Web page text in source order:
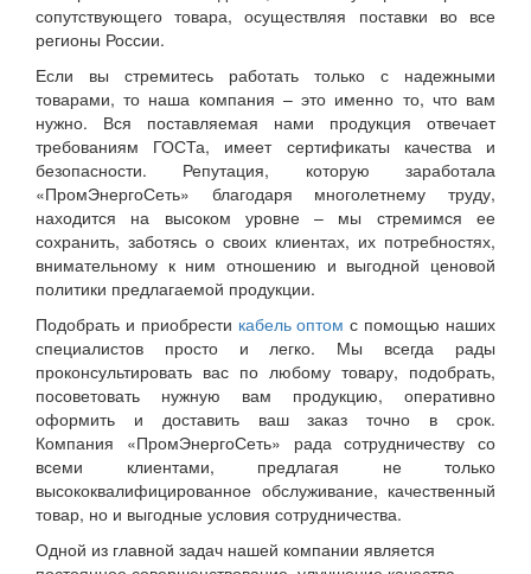
сопутствующего товара, осуществляя поставки во все
регионы России.
Если вы стремитесь работать только с надежными
товарами, то наша компания – это именно то, что вам
нужно. Вся поставляемая нами продукция отвечает
требованиям ГОСТа, имеет сертификаты качества и
безопасности. Репутация, которую заработала
«ПромЭнергоСеть» благодаря многолетнему труду,
находится на высоком уровне – мы стремимся ее
сохранить, заботясь о своих клиентах, их потребностях,
внимательному к ним отношению и выгодной ценовой
политики предлагаемой продукции.
Подобрать и приобрести кабель оптом с помощью наших
специалистов просто и легко. Мы всегда рады
проконсультировать вас по любому товару, подобрать,
посоветовать нужную вам продукцию, оперативно
оформить и доставить ваш заказ точно в срок.
Компания «ПромЭнергоСеть» рада сотрудничеству со
всеми клиентами, предлагая не только
высококвалифицированное обслуживание, качественный
товар, но и выгодные условия сотрудничества.
Одной из главной задач нашей компании является